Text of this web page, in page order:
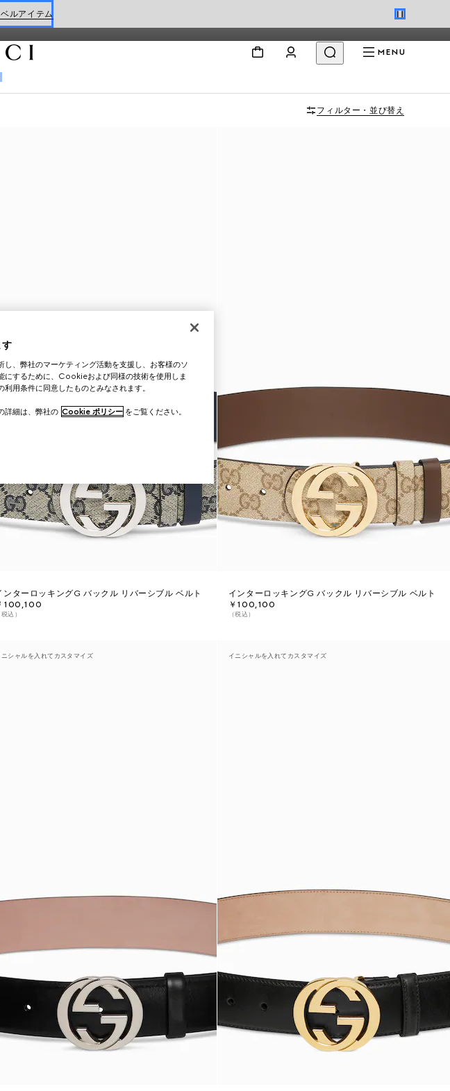
ルアイテム
宝店
MENU
フィルター・並び替え
ンターロッキングG バックル リバーシブル ベルト
100,100
税込）
インターロッキングG バックル リバーシブル ベルト
￥100,100
（税込）
ニシャルを入れてカスタマイズ イニシャルを入れてカスタマイズ
す
、弊社のマーケティング活動を支援し、お客様のソ
にするために、Cookieおよび同様の技術を使用しま
用条件に同意したものとみなされます。
詳細は、弊社の Cookie ポリシー をご覧ください。